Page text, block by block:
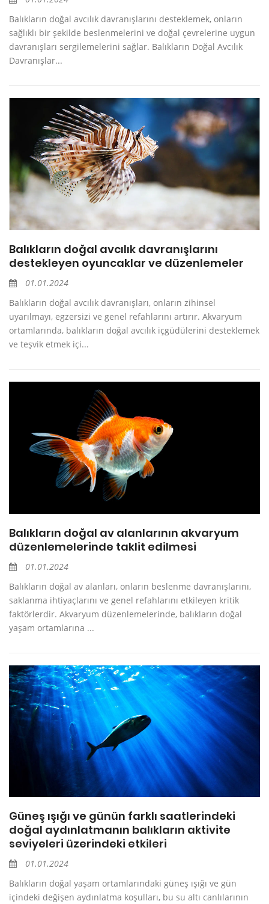
Balıkların doğal avcılık davranışlarını desteklemek, onların
sağlıklı bir şekilde beslenmelerini ve doğal çevrelerine uygun
davranışları sergilemelerini sağlar. Balıkların Doğal Avcılık
Davranışlar...
Balıkların doğal avcılık davranışlarını
destekleyen oyuncaklar ve düzenlemeler
01.01.2024
Balıkların doğal avcılık davranışları, onların zihinsel
uyarılmayı, egzersizi ve genel refahlarını artırır. Akvaryum
ortamlarında, balıkların doğal avcılık içgüdülerini desteklemek
ve teşvik etmek içi...
Balıkların doğal av alanlarının akvaryum
düzenlemelerinde taklit edilmesi
01.01.2024
Balıkların doğal av alanları, onların beslenme davranışlarını,
saklanma ihtiyaçlarını ve genel refahlarını etkileyen kritik
faktörlerdir. Akvaryum düzenlemelerinde, balıkların doğal
yaşam ortamlarına ...
Güneş ışığı ve günün farklı saatlerindeki
doğal aydınlatmanın balıkların aktivite
seviyeleri üzerindeki etkileri
01.01.2024
Balıkların doğal yaşam ortamlarındaki güneş ışığı ve gün
içindeki değişen aydınlatma koşulları, bu su altı canlılarının